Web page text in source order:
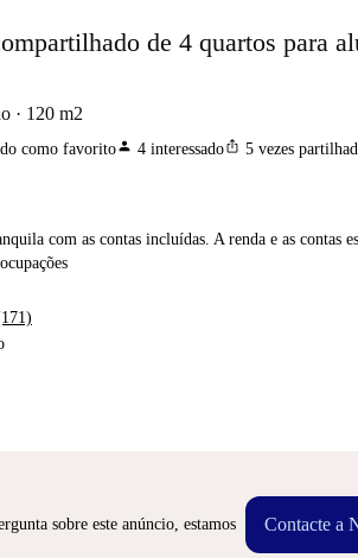
de 4 quartos para
120 m2
como favoritoperson 4 interessadoios_share 5 vezes
com as contas incluídas. A renda e as contas
sobre este anúncio, estamos
Contacte a